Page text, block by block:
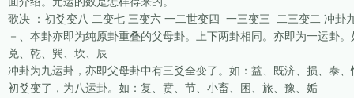
歌决 ：初爻变八 二变七 三变六 一二世变四 一三变三 二三变二 冲卦
－、本卦亦即为纯原卦重叠的父母卦。上下两卦相同。亦即为一运卦
兑、乾、巽、坎、辰
冲卦为九运卦，亦即父母卦中有三爻全变了。如：益、既济、损、泰
初爻变了，为八运卦。如：复、贲、节、小畜、困、旅、豫、姤